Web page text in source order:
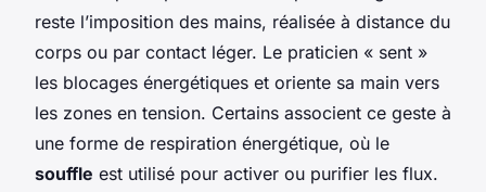
reste l’imposition des mains, réalisée à distance du
corps ou par contact léger. Le praticien « sent »
les blocages énergétiques et oriente sa main vers
les zones en tension. Certains associent ce geste à
une forme de respiration énergétique, où le
souffle est utilisé pour activer ou purifier les flux.